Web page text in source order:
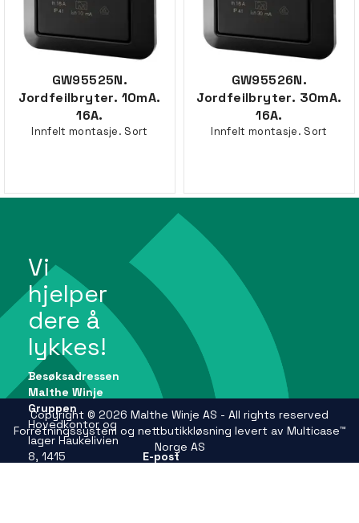
GW95525N.
Jordfeilbryter. 10mA.
16A.
Innfelt montasje. Sort
GW95526N.
Jordfeilbryter. 30mA.
16A.
Innfelt montasje. Sort
Vi
hjelper
dere å
lykkes!
Besøksadressen
Malthe Winje
Gruppen
Hovedkontor og
lager Haukelivien
8, 1415
E-post
Copyright © 2026 Malthe Winje AS - All rights reserved
Forretningssystem og nettbutikkløsning levert av Multicase™
Norge AS